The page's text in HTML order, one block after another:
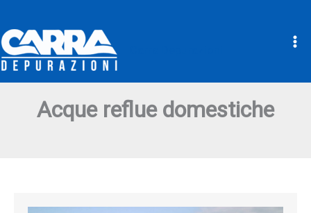
Vai
contenutoAcque reflue domestiche